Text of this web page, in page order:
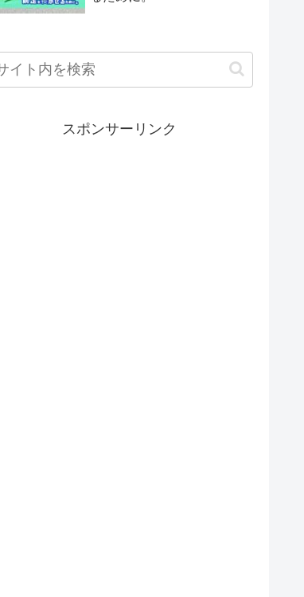
スポンサーリンク